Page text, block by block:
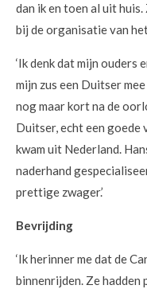
dan ik en toen al uit
bij de organisatie van het
‘Ik denk dat mijn ouders
mijn zus een Duitser
nog maar kort na de
Duitser, echt een goede
kwam uit Nederland.
naderhand
prettige zwager.’
Bevrijding
‘Ik herinner me dat de
binnenrijden. Ze hadden